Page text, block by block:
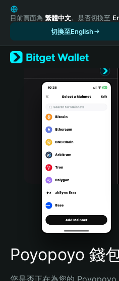
English
日本語
Русский
Español (Latinoamérica)
Türkçe
Português (Portugal)
Bahasa Indonesia
Português (Brasil)
Español (Argentina)
目前頁面為 繁體中文。是否切換至
切換至English
Poyopoyo 錢
您是否正在為您的 Poyopoyo